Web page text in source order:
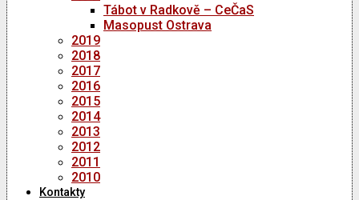
Tábot v Radkově – CeČaS
Masopust Ostrava
2019
2018
2017
2016
2015
2014
2013
2012
2011
2010
Kontakty